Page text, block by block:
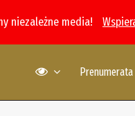
niezależne media!
Prenumerata